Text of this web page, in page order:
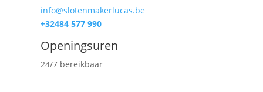
info@slotenmakerlucas.be
+32484 577 990
Openingsuren
24/7 bereikbaar